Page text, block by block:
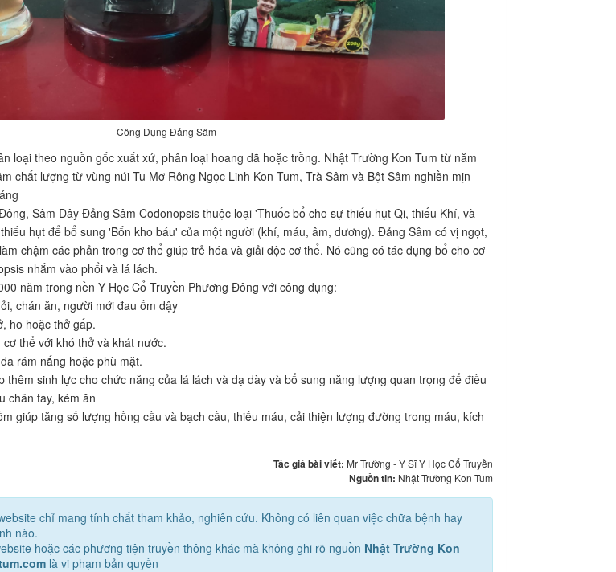
Công Dụng Đảng Sâm
loại theo nguồn gốc xuất xứ, phân loại hoang dã hoặc trồng. Nhật Trường Kon Tum từ năm
chất lượng từ vùng núi Tu Mơ Rông Ngọc Linh Kon Tum, Trà Sâm và Bột Sâm nghiền mịn
Sâm Dây Đảng Sâm Codonopsis thuộc loại 'Thuốc bổ cho sự thiếu hụt Qi, thiếu Khí, và
hụt để bổ sung 'Bốn kho báu' của một người (khí, máu, âm, dương). Đảng Sâm có vị ngọt,
chậm các phản trong cơ thể giúp trẻ hóa và giải độc cơ thể. Nó cũng có tác dụng bổ cho cơ
nhắm vào phổi và lá lách.
năm trong nền Y Học Cổ Truyền Phương Đông với công dụng:
chán ăn, người mới đau ốm dậy
ho hoặc thở gấp.
thể với khó thở và khát nước.
rám nắng hoặc phù mặt.
sinh lực cho chức năng của lá lách và dạ dày và bổ sung năng lượng quan trọng để điều
chân tay, kém ăn
giúp tăng số lượng hồng cầu và bạch cầu, thiếu máu, cải thiện lượng đường trong máu, kích
Tác giả bài viết: Mr Trường - Y Sĩ Y Học Cổ Truyền
Nguồn tin: Nhật Trường Kon Tum
chỉ mang tính chất tham khảo, nghiên cứu. Không có liên quan việc chữa bệnh hay
nào.
hoặc các phương tiện truyền thông khác mà không ghi rõ nguồn Nhật Trường Kon
là vi phạm bản quyền